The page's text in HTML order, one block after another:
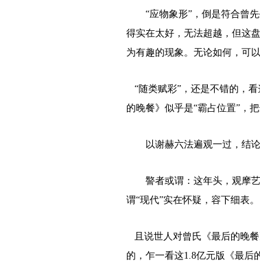
“应物象形”，倒是符合曾
得实在太好，无法超越，但这
为有趣的现象。无论如何，可
“随类赋彩”，还是不错的，
的晚餐》似乎是“霸占位置”，
以谢赫六法遍观一过，结
譥者或谓：这年头，观摩
谓“现代”实在怀疑，容下细表。
且说世人对曾氏《最后的晚
的，乍一看这1.8亿元版《最后